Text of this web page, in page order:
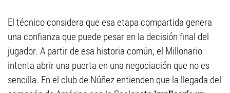
El técnico considera que esa etapa compartida genera
una confianza que puede pesar en la decisión final del
jugador. A partir de esa historia común, el Millonario
intenta abrir una puerta en una negociación que no es
sencilla. En el club de Núñez entienden que la llegada del